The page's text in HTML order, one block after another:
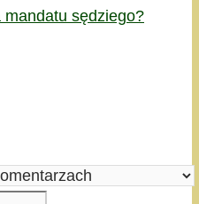
sędziego?